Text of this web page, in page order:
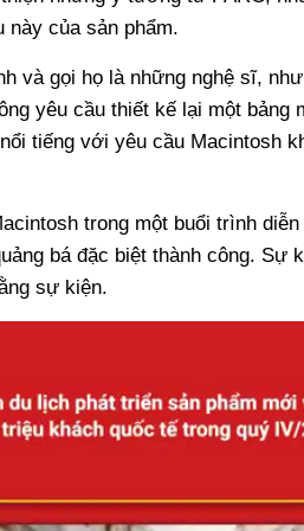
này của sản phẩm.
và gọi họ là những nghệ sĩ,
yêu cầu thiết kế lại một bảng
tiếng với yêu cầu Macintosh
trong một buổi trình
bá đặc biệt thành công. Sự
sự kiện.